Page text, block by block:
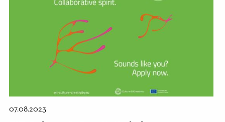
07.08.2023